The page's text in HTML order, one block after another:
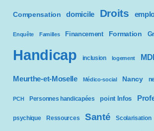
Compensation domicile Droits
Enquête Familles Financement Formation
Handicap inclusion logement
Meurthe-et-Moselle Médico-social Nancy
PCH Personnes handicapées point Infos
psychique Ressources Santé Scolarisation